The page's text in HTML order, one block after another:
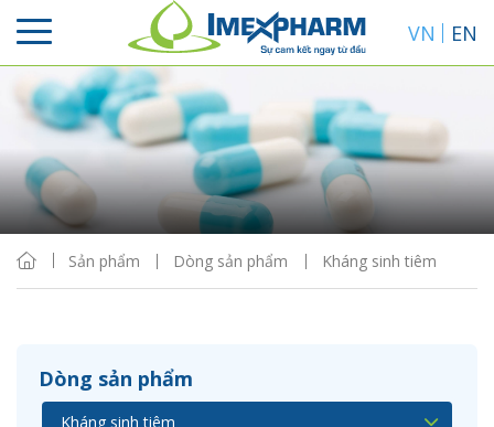
VN EN
Sản phẩm Dòng sản phẩm Kháng sinh tiêm
Dòng sản phẩm
Sắp xếp
Hiển thị